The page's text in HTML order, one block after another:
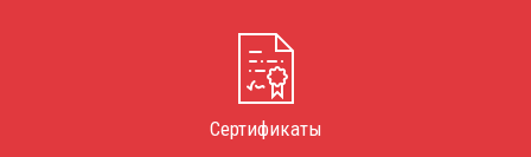
Сертификаты